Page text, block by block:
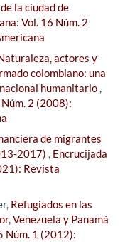
la ciudad de
Vol. 16 Núm. 2
actores y
colombiano: una
humanitario,
2 (2008):
de migrantes
2017) , Encrucijada
Revista
Refugiados en las
Venezuela y Panamá
Núm. 1 (2012):